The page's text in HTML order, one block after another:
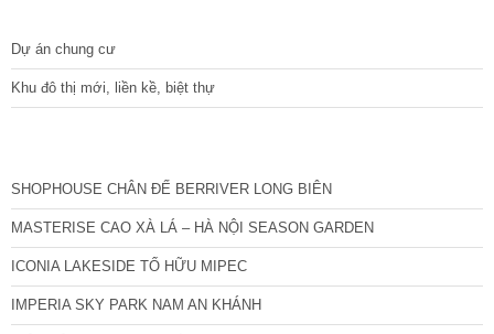
Dự án chung cư
Khu đô thị mới, liền kề, biệt thự
SHOPHOUSE CHÂN ĐẾ BERRIVER LONG BIÊN
MASTERISE CAO XÀ LÁ – HÀ NỘI SEASON GARDEN
ICONIA LAKESIDE TỐ HỮU MIPEC
IMPERIA SKY PARK NAM AN KHÁNH